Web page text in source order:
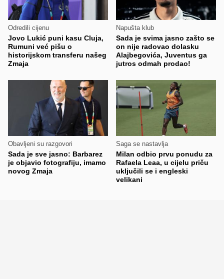
Odredili cijenu
Jovo Lukić puni kasu Cluja,
Rumuni već pišu o
historijskom transferu našeg
Zmaja
Napušta klub
Sada je svima jasno zašto se
on nije radovao dolasku
Alajbegovića, Juventus ga
jutros odmah prodao!
Obavljeni su razgovori
Sada je sve jasno: Barbarez
je objavio fotografiju, imamo
novog Zmaja
Saga se nastavlja
Milan odbio prvu ponudu za
Rafaela Leaa, u cijelu priču
uključili se i engleski
velikani